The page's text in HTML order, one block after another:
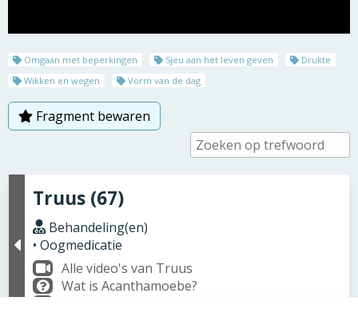
Omgaan met beperkingen Sjeu aan het leven geven
Drukte
Wikken en wegen
Vorm van de dag
Fragment bewaren
Truus (67)
Behandeling(en)
• Oogmedicatie
Alle video's van Truus
Wat is Acanthamoebe?